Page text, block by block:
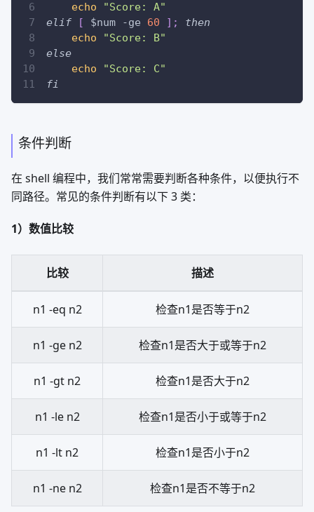
echo
"Score: A"
elif
[ $num -ge 60 ] ;
then
echo
"Score: B"
else
echo
"Score: C"
fi
条件判断
在 shell 编程中，我们常常需要判断各种条件，以便执行不
同路径。常见的条件判断有以下 3 类：
1）数值比较
比较 描述
n1 -eq n2 检查n1是否等于n2
n1 -ge n2 检查n1是否大于或等于n2
n1 -gt n2 检查n1是否大于n2
n1 -le n2 检查n1是否小于或等于n2
n1 -lt n2 检查n1是否小于n2
n1 -ne n2 检查n1是否不等于n2